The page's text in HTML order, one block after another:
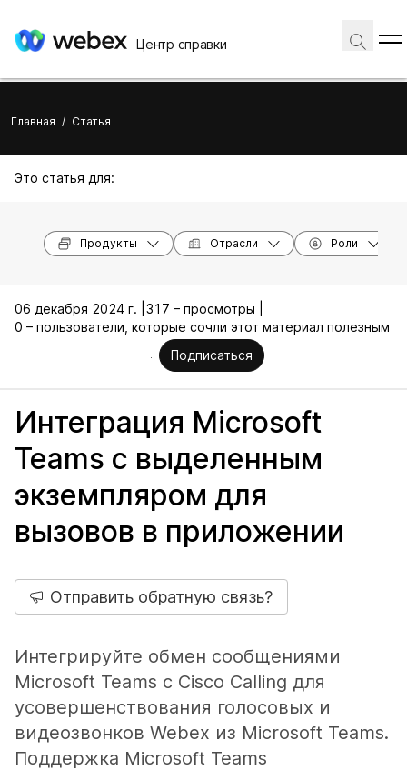
Центр справки
Главная / Статья
Это статья для:
Продукты Отрасли Роли
06 декабря 2024 г. | 317 – просмотры |
0 – пользователи, которые сочли этот материал полезным
Подписаться
Интеграция Microsoft
Teams с выделенным
экземпляром для
вызовов в приложении
Отправить обратную связь?
Интегрируйте обмен сообщениями
Microsoft Teams с Cisco Calling для
усовершенствования голосовых и
видеозвонков Webex из Microsoft Teams.
Поддержка Microsoft Teams